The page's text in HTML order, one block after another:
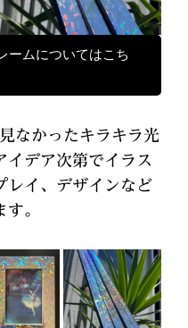
ームについてはこち
なかったキラキラ光
イデア次第でイラス
レイ、デザインなど
。